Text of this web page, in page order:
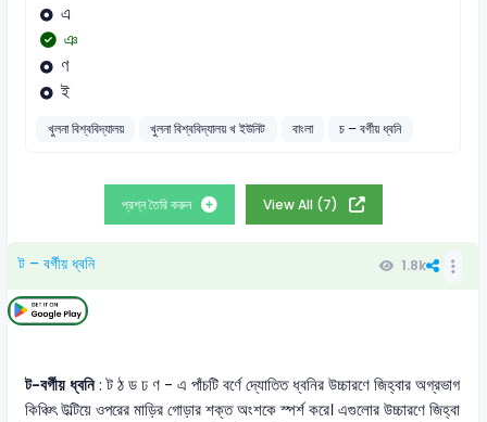
এ
ঞ
ণ
ই
খুলনা বিশ্ববিদ্যালয় খুলনা বিশ্ববিদ্যালয় খ ইউনিট বাংলা চ – বর্গীয় ধ্বনি
প্রশ্ন তৈরি করুন View All (7)
ট – বর্গীয় ধ্বনি 1.8k
ট-বর্গীয় ধ্বনি: ট ঠ ড ঢ ণ - এ পাঁচটি বর্ণে দ্যোতিত ধ্বনির উচ্চারণে জিহ্বার অগ্রভাগ
কিঞ্চিৎ উল্টিয়ে ওপরের মাড়ির গোড়ার শক্ত অংশকে স্পর্শ করে। এগুলোর উচ্চারণে জিহ্বা